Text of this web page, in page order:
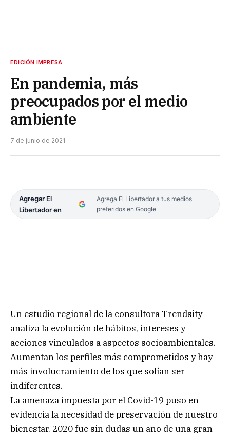
EDICIÓN IMPRESA
En pandemia, más
preocupados por el medio
ambiente
7 de junio de 2021
Agregar El
Libertador en
Agrega El Libertador a tus medios
preferidos en Google
Un estudio regional de la consultora Trendsity
analiza la evolución de hábitos, intereses y
acciones vinculados a aspectos socioambientales.
Aumentan los perfiles más comprometidos y hay
más involucramiento de los que solían ser
indiferentes.
La amenaza impuesta por el Covid-19 puso en
evidencia la necesidad de preservación de nuestro
bienestar. 2020 fue sin dudas un año de una gran